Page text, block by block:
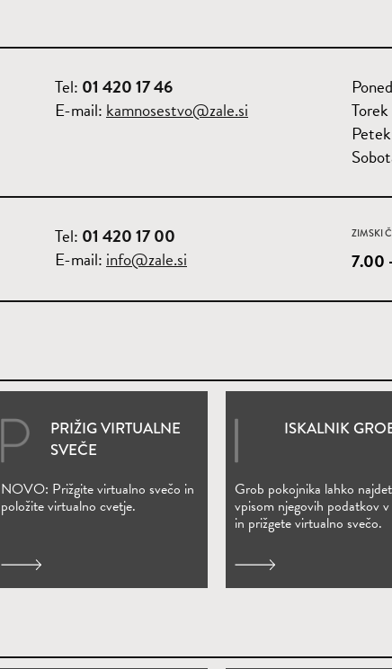
Tel: 01 420 17 46
E-mail:kamnosestvo@zale.si
Tel: 01 420 17 00
E-mail:info@zale.si
ZIMSKI
7.00
PRIŽIG VIRTUALNE
SVEČE
NOVO: Prižgite virtualno svečo in
položite virtualno cvetje.
(Odpre se v novem oknu) ISKALNIK
Grob pokojnika lahko
vpisom njegovih podatkov
in prižgete virtualno svečo.
(Odpre se v novem